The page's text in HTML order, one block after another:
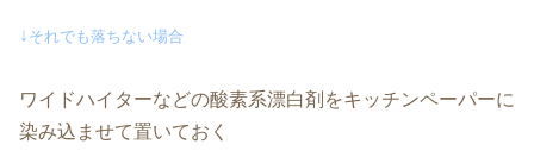
↓ それでも落ちない場合
ワイドハイターなどの酸素系漂白剤をキッチンペーパーに
染み込ませて置いておく